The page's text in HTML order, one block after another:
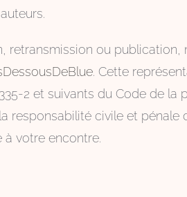
ou publication,
. Cette
2 et suivants du Code de
civile et pénale
votre encontre.